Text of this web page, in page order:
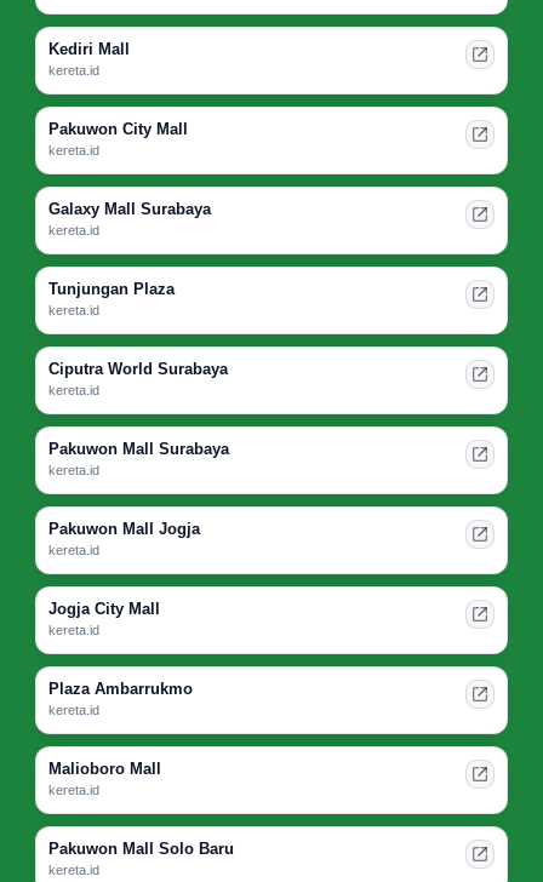
Kediri Mall
kereta.id
Pakuwon City Mall
kereta.id
Galaxy Mall Surabaya
kereta.id
Tunjungan Plaza
kereta.id
Ciputra World Surabaya
kereta.id
Pakuwon Mall Surabaya
kereta.id
Pakuwon Mall Jogja
kereta.id
Jogja City Mall
kereta.id
Plaza Ambarrukmo
kereta.id
Malioboro Mall
kereta.id
Pakuwon Mall Solo Baru
kereta.id